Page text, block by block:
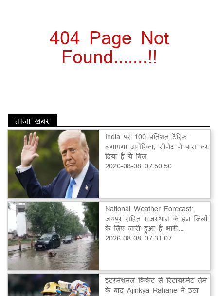
404 Page Not
Found.......!!
ताज़ा खबर
India पर 100 प्रतिशत टैरिफ
लगाएगा अमेरिका, सीनेट ने पास कर
दिया है ये बिल
2026-08-08 07:50:56
National Weather Forecast:
जयपुर सहित राजस्थान के इन जिलों
के लिए जारी हुआ है भारी...
2026-08-08 07:31:07
इंटरनेशनल क्रिकेट से रिटायरमेंट लेने
के बाद Ajinkya Rahane ने उठा